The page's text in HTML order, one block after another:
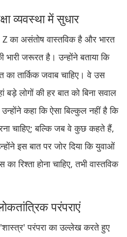
व्यवस्था में सुधार
का असंतोष वास्तविक है और भारत
भारी जरूरत है। उन्होंने बताया कि
का तार्किक जवाब चाहिए। वे उस
बड़े लोगों की हर बात को बिना सवाल
कहा कि ऐसा बिल्कुल नहीं है कि
चाहिए; बल्कि जब वे कुछ कहते हैं,
इस बात पर जोर दिया कि युवाओं
रिश्ता होना चाहिए, तभी वास्तविक
परंपराएं
'शास्त्र' परंपरा का उल्लेख करते हुए